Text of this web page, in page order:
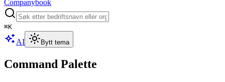
Companybook
⌘K
AI Bytt tema
Command Palette